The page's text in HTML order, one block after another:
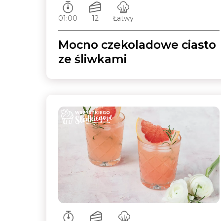
Czas przygotowywania:
01:00
Ilość porcji:
12
Poziom trudności:
Łatwy
Mocno czekoladowe ciasto
ze śliwkami
Czas przygotowywania:
Ilość porcji:
Poziom trudności: